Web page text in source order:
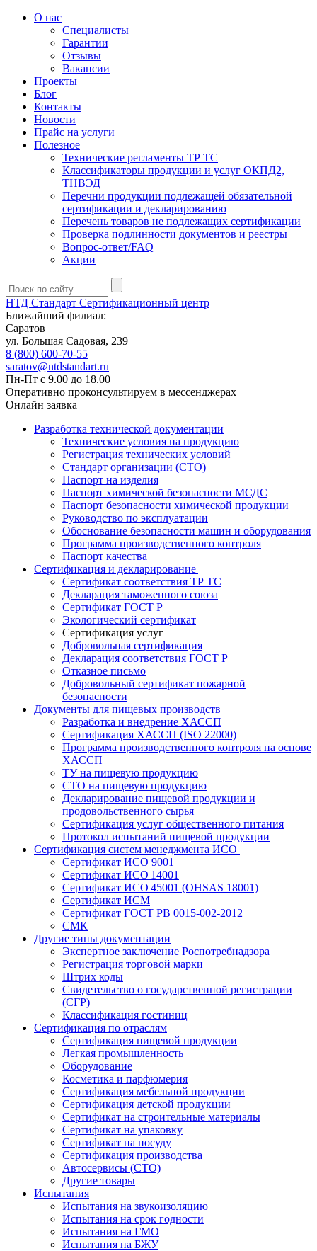
О нас
Специалисты
Гарантии
Отзывы
Вакансии
Проекты
Блог
Контакты
Новости
Прайс на услуги
Полезное
Технические регламенты ТР ТС
Классификаторы продукции и услуг ОКПД2,
ТНВЭД
Перечни продукции подлежащей обязательной
сертификации и декларированию
Перечень товаров не подлежащих сертификации
Проверка подлинности документов и реестры
Вопрос-ответ/FAQ
Акции
НТД Стандарт Сертификационный центр
Ближайший филиал:
Саратов
ул. ​​​​​​Большая Садовая, 239
8 (800) 600-70-55
saratov@ntdstandart.ru
Пн-Пт с 9.00 до 18.00
Оперативно проконсультируем в мессенджерах
Онлайн заявка
Разработка технической документации
Технические условия на продукцию
Регистрация технических условий
Стандарт организации (СТО)
Паспорт на изделия
Паспорт химической безопасности МСДС
Паспорт безопасности химической продукции
Руководство по эксплуатации
Обоснование безопасности машин и оборудования
Программа производственного контроля
Паспорт качества
Сертификация и декларирование
Сертификат соответствия ТР ТС
Декларация таможенного союза
Сертификат ГОСТ Р
Экологический сертификат
Сертификация услуг
Добровольная сертификация
Декларация соответствия ГОСТ Р
Отказное письмо
Добровольный сертификат пожарной
безопасности
Документы для пищевых производств
Разработка и внедрение ХАССП
Сертификация ХАССП (ISO 22000)
Программа производственного контроля на основе
ХАССП
ТУ на пищевую продукцию
СТО на пищевую продукцию
Декларирование пищевой продукции и
продовольственного сырья
Сертификация услуг общественного питания
Протокол испытаний пищевой продукции
Сертификация систем менеджмента ИСО
Сертификат ИСО 9001
Сертификат ИСО 14001
Сертификат ИСО 45001 (OHSAS 18001)
Сертификат ИСМ
Сертификат ГОСТ РВ 0015-002-2012
СМК
Другие типы документации
Экспертное заключение Роспотребнадзора
Регистрация торговой марки
Штрих коды
Свидетельство о государственной регистрации
(СГР)
Классификация гостиниц
Сертификация по отраслям
Сертификация пищевой продукции
Легкая промышленность
Оборудование
Косметика и парфюмерия
Сертификация мебельной продукции
Сертификация детской продукции
Сертификат на строительные материалы
Сертификат на упаковку
Сертификат на посуду
Сертификация производства
Автосервисы (СТО)
Другие товары
Испытания
Испытания на звукоизоляцию
Испытания на срок годности
Испытания на ГМО
Испытания на БЖУ